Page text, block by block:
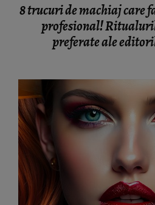
8 trucuri de machiaj care
profesional!
preferate ale